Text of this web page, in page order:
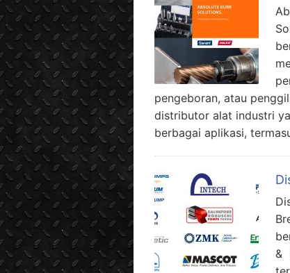
pengeboran, atau
distributor alat industri
berbagai aplikasi,
&